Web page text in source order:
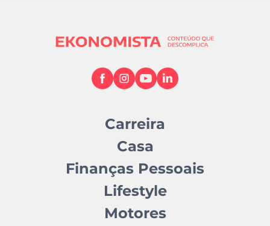
Carreira
Casa
Finanças Pessoais
Lifestyle
Motores